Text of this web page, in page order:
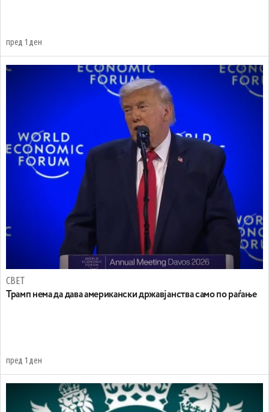
пред 1 ден
СВЕТ
Трамп нема да дава американски државјанства само по раѓање
пред 1 ден